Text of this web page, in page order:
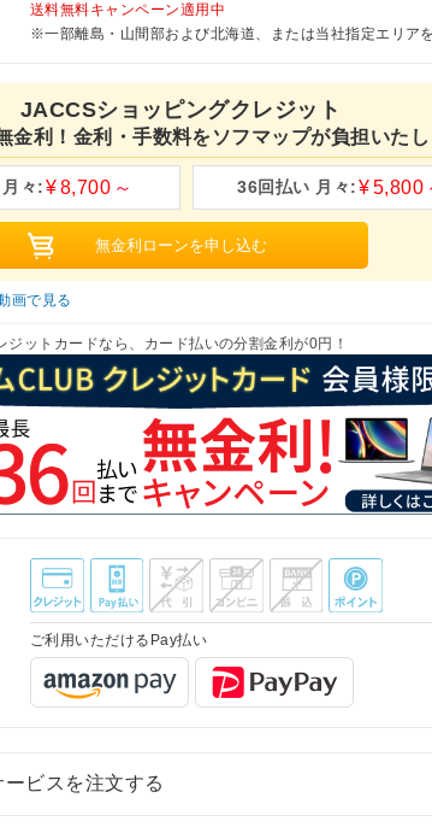
送料無料キャンペーン適用中
※一部離島・山間部および北海道、または当社指定エリア
JACCSショッピングクレジット
金利！金利・手数料をソフマップが負担いたし
8,700 5,800
画で見る
ジットカードなら、カード払いの分割金利が0円！
ご利用いただけるPay払い
ビスを注文する